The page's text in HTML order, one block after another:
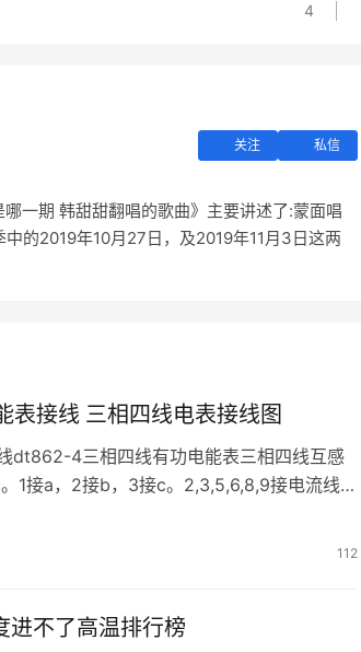
4
关注 私信
一期 韩甜甜翻唱的歌曲》主要讲述了:蒙面唱
的2019年10月27日，及2019年11月3日这两
接线 三相四线电表接线图
dt862-4三相四线有功电能表三相四线互感
1接a，2接b，3接c。2,3,5,6,8,9接电流线，
112
不了高温排行榜